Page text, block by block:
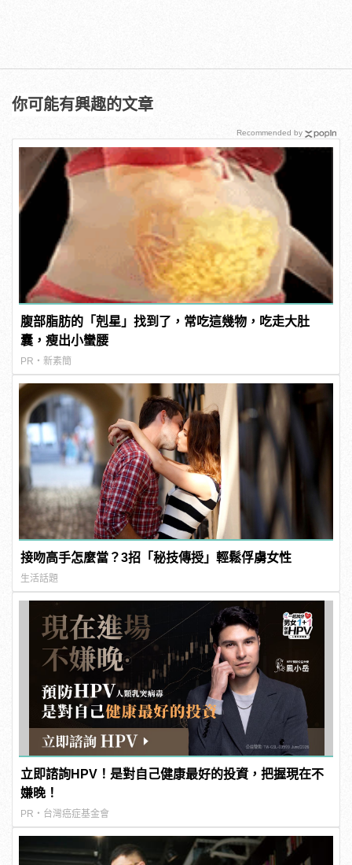
你可能有興趣的文章
腹部脂肪的「剋星」找到了，常吃這幾物，吃走大肚
囊，瘦出小蠻腰
PR・新素簡
接吻高手怎麼當？3招「秘技傳授」輕鬆俘虜女性
生活話題
立即諮詢HPV！是對自己健康最好的投資，把握現在不
嫌晚！
PR・台灣癌症基金會
Recommended by